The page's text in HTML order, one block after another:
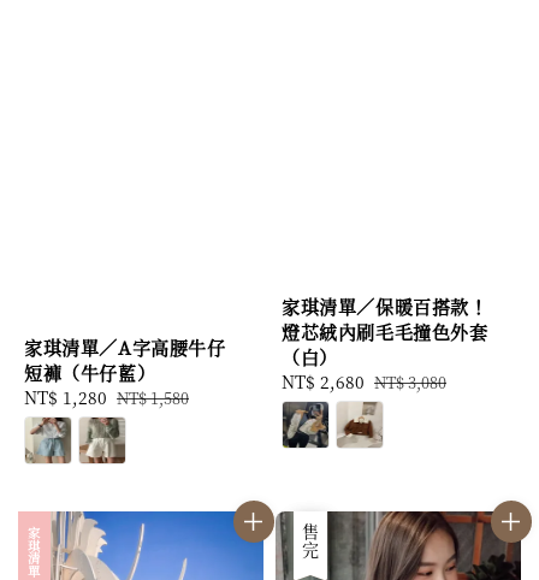
家琪清單／A字高腰牛仔
短褲（牛仔藍）
Sale
price
NT$ 1,280 Regular
price
NT$ 1,580
家琪清單／保暖百搭款！
燈芯絨內刷毛毛撞色外套
（白）
Sale
price
NT$ 2,680 Regular
price
NT$ 3,080
家琪清單 優惠
售完